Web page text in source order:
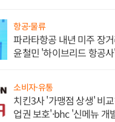
항공·물류
파라타항공 내년 미주 장
윤철민 '하이브리드 항공
소비자·유통
치킨3사 '가맹점 상생' 비
업권 보호'·bhc '신메뉴 개